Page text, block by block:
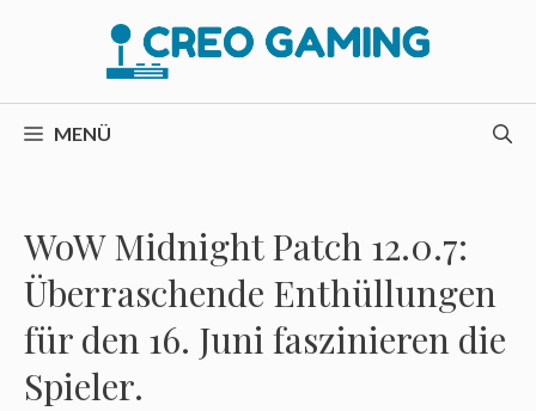
MENÜ
WoW Midnight Patch 12.0.7:
Überraschende Enthüllungen
für den 16. Juni faszinieren die
Spieler.